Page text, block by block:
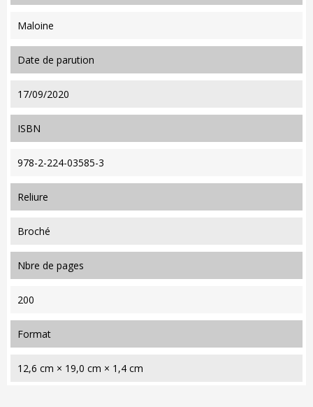
Maloine
date de parution
17/09/2020
ISBN
978-2-224-03585-3
reliure
Broché
nbre de pages
200
format
12,6 cm × 19,0 cm × 1,4 cm